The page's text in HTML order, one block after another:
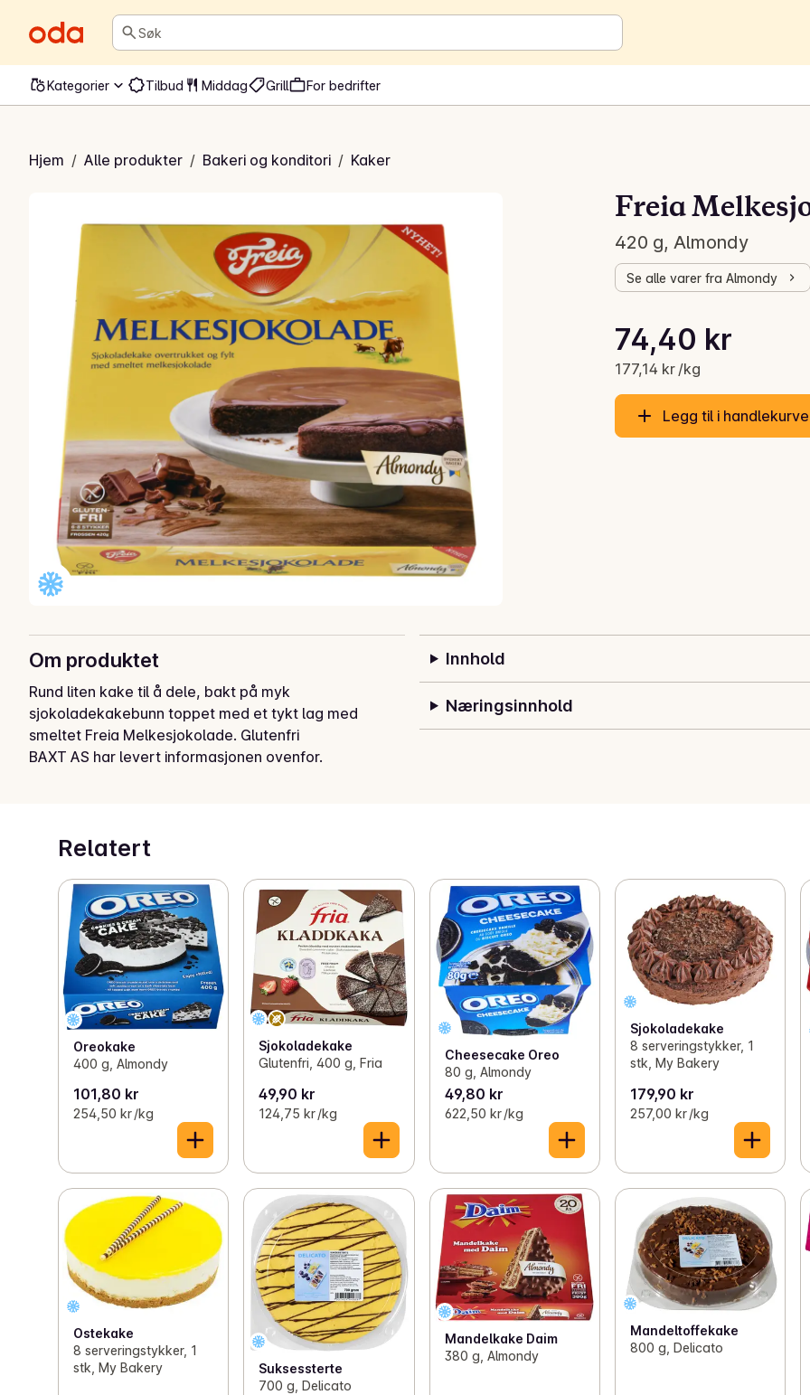
Søk
Kategorier Tilbud Middag Grill For bedrifter
Hjem / Alle produkter / Bakeri og konditori / Kaker
Freia
420 g, Almondy
Se alle varer fra Almondy
Gjeldende pris er: 74,40 kr
74,40 kr
177,14 kr /kg
Stykkpris: 177,14 kr /kg
Legg til i
Om produktet
Rund liten kake til å dele, bakt på myk
sjokoladekakebunn toppet med et tykt lag med
smeltet Freia Melkesjokolade. Glutenfri
BAXT AS har levert informasjonen ovenfor.
Innhold
Næringsinnhold
Relatert
Oreokake
400 g, Almondy
101,80 kr
254,50 kr /kg
Sjokoladekake
Glutenfri, 400 g, Fria
49,90 kr
124,75 kr /kg
Cheesecake Oreo
80 g, Almondy
49,80 kr
622,50 kr /kg
Sjokoladekake
8 serveringstykker, 1
stk, My Bakery
179,90 kr
257,00 kr /kg
Ostekake
8 serveringstykker, 1
stk, My Bakery
Suksessterte
700 g, Delicato
Mandelkake Daim
380 g, Almondy
Mandeltoffekake
800 g, Delicato